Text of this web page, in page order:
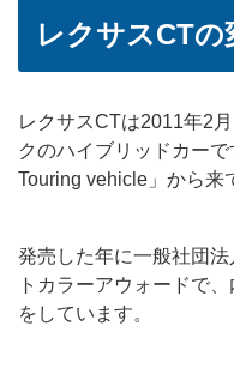
レクサスCTの
レクサスCTは2011年2
クのハイブリッドカー
Touring vehicle」から来
発売した年に一般社団
トカラーアウォードで
をしています。